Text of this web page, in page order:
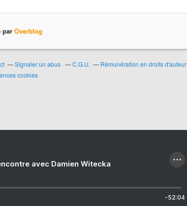
par Overblog
Signaler un abus C.G.U. Rémunération en droits d'auteur
cookies
avec Damien Witecka
-52:04